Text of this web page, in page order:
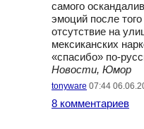
самого
эмоций после
отсутствие на
мексиканских
«спасибо» по-
Новости, Юмор
tonyware 07:44
8 комментариев